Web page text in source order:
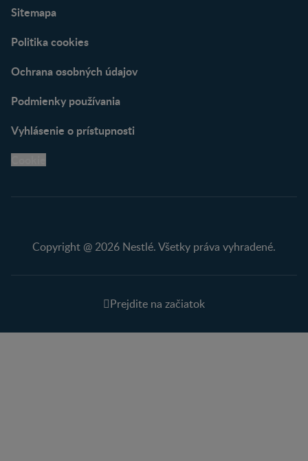
Sitemapa
Politika cookies
Ochrana osobných údajov
Podmienky používania
Vyhlásenie o prístupnosti
Copyright @ 2026 Nestlé. Všetky práva vyhradené.
Prejdite na začiatok